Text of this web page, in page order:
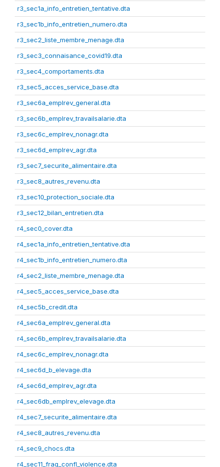
r3_sec1a_info_entretien_tentative.dta
r3_sec1b_info_entretien_numero.dta
r3_sec2_liste_membre_menage.dta
r3_sec3_connaisance_covid19.dta
r3_sec4_comportaments.dta
r3_sec5_acces_service_base.dta
r3_sec6a_emplrev_general.dta
r3_sec6b_emplrev_travailsalarie.dta
r3_sec6c_emplrev_nonagr.dta
r3_sec6d_emplrev_agr.dta
r3_sec7_securite_alimentaire.dta
r3_sec8_autres_revenu.dta
r3_sec10_protection_sociale.dta
r3_sec12_bilan_entretien.dta
r4_sec0_cover.dta
r4_sec1a_info_entretien_tentative.dta
r4_sec1b_info_entretien_numero.dta
r4_sec2_liste_membre_menage.dta
r4_sec5_acces_service_base.dta
r4_sec5b_credit.dta
r4_sec6a_emplrev_general.dta
r4_sec6b_emplrev_travailsalarie.dta
r4_sec6c_emplrev_nonagr.dta
r4_sec6d_b_elevage.dta
r4_sec6d_emplrev_agr.dta
r4_sec6db_emplrev_elevage.dta
r4_sec7_securite_alimentaire.dta
r4_sec8_autres_revenu.dta
r4_sec9_chocs.dta
r4_sec11_frag_confl_violence.dta